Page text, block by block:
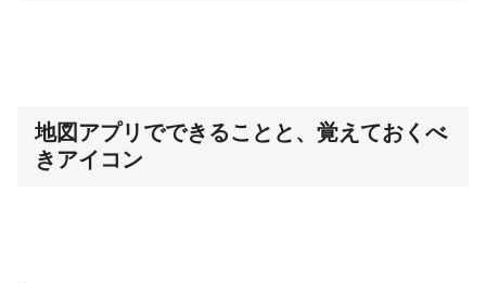
地図アプリでできることと、覚えておくべ
きアイコン